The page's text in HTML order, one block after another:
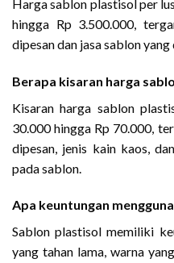
Harga sablon plastisol per
hingga Rp 3.500.000,
dipesan dan jasa sablon
Berapa kisaran harga
Kisaran harga sablon
30.000 hingga Rp 70.000,
dipesan, jenis kain kaos,
pada sablon.
Apa keuntungan
Sablon plastisol memiliki
yang tahan lama, warna